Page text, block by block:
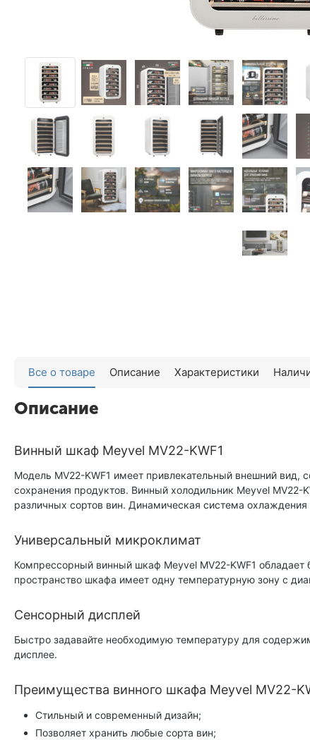
Все о товаре Описание Характеристики
Описание
Винный шкаф Meyvel MV22-KWF1
Модель MV22-KWF1 имеет привлекательный внешний
сохранения продуктов. Винный холодильник Meyvel MV22-
различных сортов вин. Динамическая система
Универсальный микроклимат
Компрессорный винный шкаф Meyvel MV22-KWF1
пространство шкафа имеет одну температурную зону с
Сенсорный дисплей
Быстро задавайте необходимую температуру для
дисплее.
Преимущества винного шкафа Meyvel MV22-
Стильный и современный дизайн;
Позволяет хранить любые сорта вин;